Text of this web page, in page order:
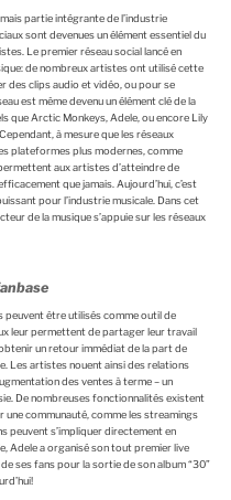
partie intégrante de l’industrie
sont devenues un élément essentiel du
Le premier réseau social lancé en
de nombreux artistes ont utilisé cette
clips audio et vidéo, ou pour se
est même devenu un élément clé de la
que Arctic Monkeys, Adele, ou encore Lily
à mesure que les réseaux
plateformes plus modernes, comme
aux artistes d’atteindre de
que jamais. Aujourd’hui, c’est
pour l’industrie musicale. Dans cet
de la musique s’appuie sur les réseaux
peuvent être utilisés comme outil de
leur permettent de partager leur travail
un retour immédiat de la part de
Les artistes nouent ainsi des relations
des ventes à terme – un
De nombreuses fonctionnalités existent
une communauté, comme les streamings
peuvent s’impliquer directement en
Adele a organisé son tout premier live
ses fans pour la sortie de son album “30”